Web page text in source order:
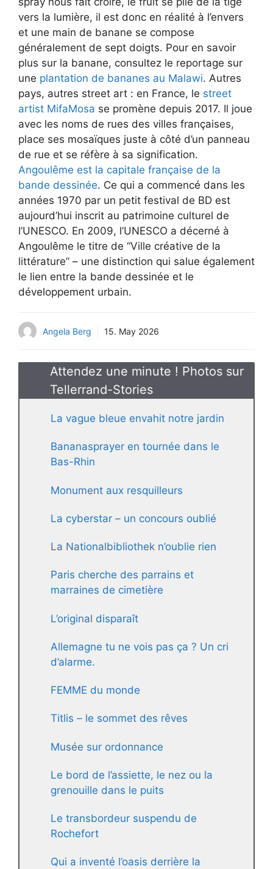
vers la lumière, il est donc en réalité à l’envers
et une main de banane se compose
généralement de sept doigts. Pour en savoir
plus sur la banane, consultez le reportage sur
une plantation de bananes au Malawi. Autres
pays, autres street art : en France, le street
artist MifaMosa se promène depuis 2017. Il joue
avec les noms de rues des villes françaises,
place ses mosaïques juste à côté d’un panneau
de rue et se réfère à sa signification.
Angoulême est la capitale française de la
bande dessinée. Ce qui a commencé dans les
années 1970 par un petit festival de BD est
aujourd’hui inscrit au patrimoine culturel de
l’UNESCO. En 2009, l’UNESCO a décerné à
Angoulême le titre de “Ville créative de la
littérature” – une distinction qui salue également
le lien entre la bande dessinée et le
développement urbain.
Angela Berg 15. May 2026
Attendez une minute ! Photos sur
Tellerrand-Stories
La vague bleue envahit notre jardin
Bananasprayer en tournée dans le
Bas-Rhin
Monument aux resquilleurs
La cyberstar – un concours oublié
La Nationalbibliothek n’oublie rien
Paris cherche des parrains et
marraines de cimetière
L’original disparaît
Allemagne tu ne vois pas ça ? Un cri
d’alarme.
FEMME du monde
Titlis – le sommet des rêves
Musée sur ordonnance
Le bord de l’assiette, le nez ou la
grenouille dans le puits
Le transbordeur suspendu de
Rochefort
Qui a inventé l’oasis derrière la